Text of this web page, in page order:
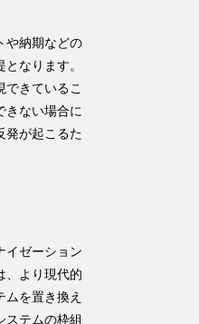
や納期などの
となります。
できているこ
きない場合に
発が起こるた
イゼーション
より現代的
を置き換え
ステムの枠組